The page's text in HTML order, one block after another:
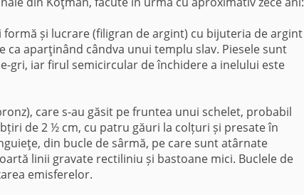
formă și lucrare (filigran de argint) cu bijuteria de argint
aparţinând cândva unui templu slav. Piesele sunt
gri, iar firul semicircular de închidere a inelului este
care s-au găsit pe fruntea unui schelet, probabil
de 2 ½ cm, cu patru găuri la colțuri și presate în
din bucle de sârmă, pe care sunt atârnate
linii gravate rectiliniu și bastoane mici. Buclele de
emisferelor.